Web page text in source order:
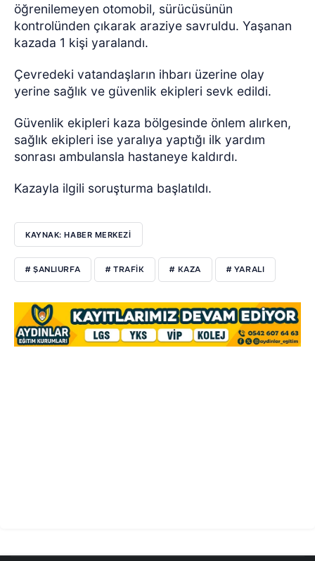
öğrenilemeyen otomobil, sürücüsünün
kontrolünden çıkarak araziye savruldu. Yaşanan
kazada 1 kişi yaralandı.
Çevredeki vatandaşların ihbarı üzerine olay
yerine sağlık ve güvenlik ekipleri sevk edildi.
Güvenlik ekipleri kaza bölgesinde önlem alırken,
sağlık ekipleri ise yaralıya yaptığı ilk yardım
sonrası ambulansla hastaneye kaldırdı.
Kazayla ilgili soruşturma başlatıldı.
KAYNAK: HABER MERKEZİ
# ŞANLIURFA # TRAFİK # KAZA # YARALI